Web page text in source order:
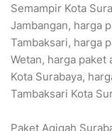
Semampir Kota
Jambangan, harga
Tambaksari, harga
Wetan, harga
Kota Surabaya,
Tambaksari Kota
Paket Aqiqah